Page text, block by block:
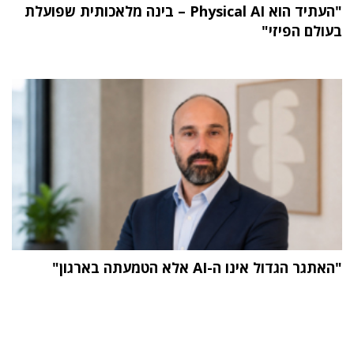
"העתיד הוא Physical AI – בינה מלאכותית שפועלת
בעולם הפיזי"
"האתגר הגדול אינו ה-AI אלא הטמעתה בארגון"